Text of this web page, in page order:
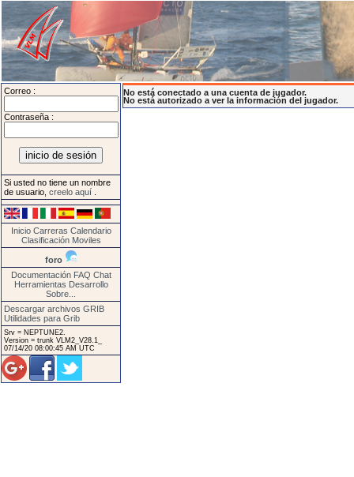
Correo :
Contraseña :
Si usted no tiene un nombre
de usuario, creelo aquí
Inicio Carreras Calendario
Clasificación Moviles
foro
Documentación FAQ Chat
Herramientas Desarrollo
Sobre...
Descargar archivos GRIB
Utilidades para Grib
Srv = NEPTUNE2.
Version = trunk VLM2_V28.1_
07/14/20 08:00:45 AM UTC
No está conectado a una cuenta de jugador.
No está autorizado a ver la información del jugador.